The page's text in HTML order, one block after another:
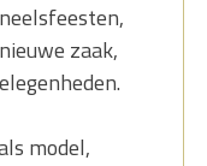
zaak,
model,